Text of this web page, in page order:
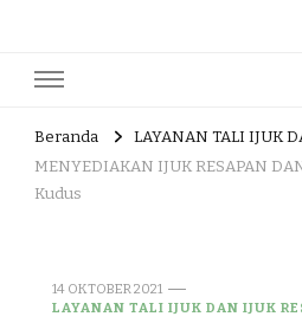
Beranda
LAYANAN TALI IJUK
MENYEDIAKAN IJUK RESAPAN
Kudus
14 OKTOBER 2021
LAYANAN TALI IJUK DAN IJUK